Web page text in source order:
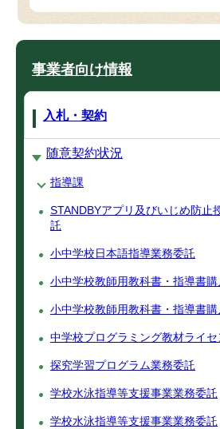
事業者向け情報
入札・契約
随意契約状況
指導課
STANDBYアプリ及びいじめ防止
託
小中学校日本語指導業務委託
小中学校教師用教科書・指導書購
小中学校教師用教科書・指導書購
中学校プログラミング教材ライセ
探究学習プログラム業務委託
学校水泳指導等支援事業業務委託
学校水泳指導等支援事業業務委託